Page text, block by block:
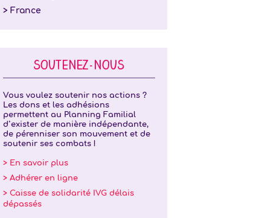
> France
SOUTENEZ-NOUS
Vous voulez soutenir nos actions ?
Les dons et les adhésions
permettent au Planning Familial
d’exister de manière indépendante,
de pérenniser son mouvement et de
soutenir ses combats !
> En savoir plus
> Adhérer en ligne
> Caisse de solidarité IVG délais
dépassés